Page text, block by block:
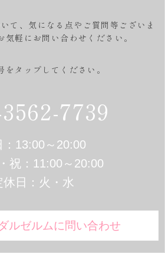
て、気になる点やご質問等ございま
気軽にお問い合わせください。
タップしてください。
7739
：13:00～20:00
祝：11:00～20:00
休日：火・水
ルゼルムに問い合わせ